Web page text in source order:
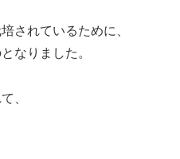
されているために、
なりました。
、